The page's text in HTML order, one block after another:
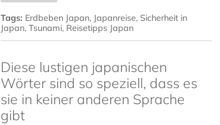
Tags: Erdbeben Japan, Japanreise, Sicherheit in
Japan,Tsunami, Reisetipps Japan
Diese lustigen japanischen
Wörter sind so speziell, dass es
sie in keiner anderen Sprache
gibt